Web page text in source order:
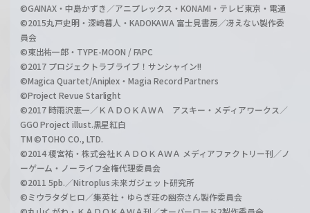
©GAINAX・中島かずき／アニプレックス・KONAMI・テレビ東京・電通
©2015丸戸史明・深崎暮人・KADOKAWA 富士見書房／冴えない製作委
員会
©東出祐一郎・TYPE-MOON / FAPC
©2017 プロジェクトラブライブ！サンシャイン!!
©Magica Quartet/Aniplex・Magia Record Partners
©Project Revue Starlight
©2017 時雨沢恵一／ＫＡＤＯＫＡＷＡ アスキー・メディアワークス／
GGO Project illust.黒星紅白
TM ©TOHO CO., LTD.
©2014 榎宮祐・株式会社ＫＡＤＯＫＡＷＡ メディアファクトリー刊／ノ
ーゲーム・ノーライフ全権代理委員会
©2011 5pb.／Nitroplus 未来ガジェット研究所
©ミウラタダヒロ／集英社・ゆらぎ荘の幽奈さん製作委員会